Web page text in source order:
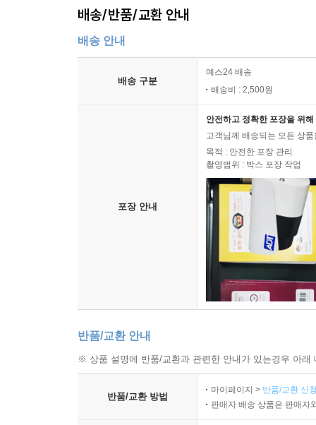
배송/반품/교환 안내
배송 안내
배송 구분
예스24 배송
배송비 : 2,500원
포장 안내
안전하고 정확한 포장을 위
고객님께 배송되는 모든 상
목적 : 안전한 포장 관리
촬영범위 : 박스 포장 작업
반품/교환 안내
※ 상품 설명에 반품/교환과 관련한 안내가 있는경우 아
반품/교환 방법
마이페이지 > 반품/교환 신
판매자 배송 상품은 판매자